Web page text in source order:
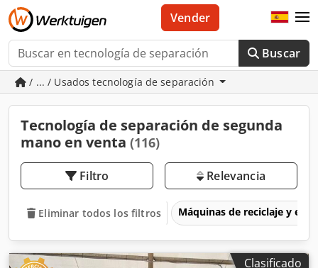
Buscar
Vender
/ ... / Usados tecnología de separación
Tecnología de separación de segunda
mano en venta (116)
Filtro Relevancia
Eliminar todos los filtros Máquinas de reciclaje y
Clasificado